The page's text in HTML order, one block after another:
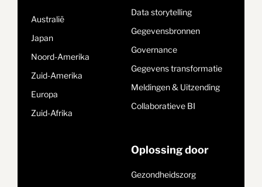
Australië
Japan
Noord-Amerika
Zuid-Amerika
Europa
Zuid-Afrika
Data storytelling
Gegevensbronnen
Governance
Gegevens transformatie
Meldingen & Uitzending
Collaboratieve BI
Oplossing door
Gezondheidszorg